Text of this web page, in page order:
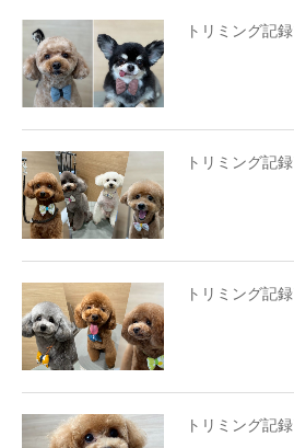
トリミング記録
トリミング記録
トリミング記録
トリミング記録